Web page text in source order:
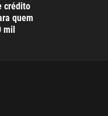
crédito
quem
mil